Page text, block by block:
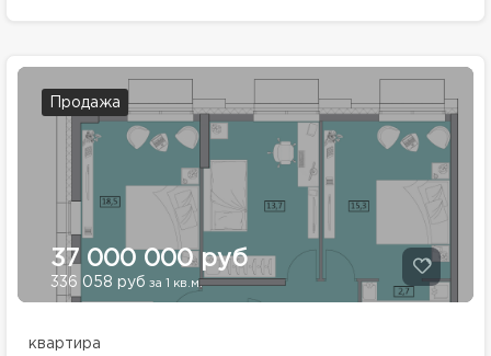
Продажа
37 000 000 руб
336 058 руб за 1 кв.м.
квартира